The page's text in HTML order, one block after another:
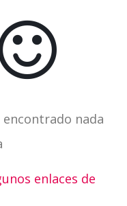
nada
enlaces de